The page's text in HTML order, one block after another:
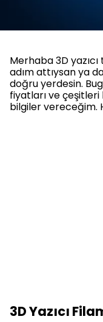
Merhaba 3D
adım attıysan ya
doğru yerdesin.
fiyatları ve
bilgiler vereceğim.
3D Yazıcı